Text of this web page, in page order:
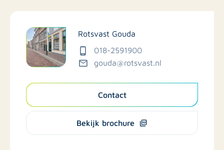
Rotsvast Gouda
018-2591900
gouda@rotsvast.nl
Contact
Bekijk brochure